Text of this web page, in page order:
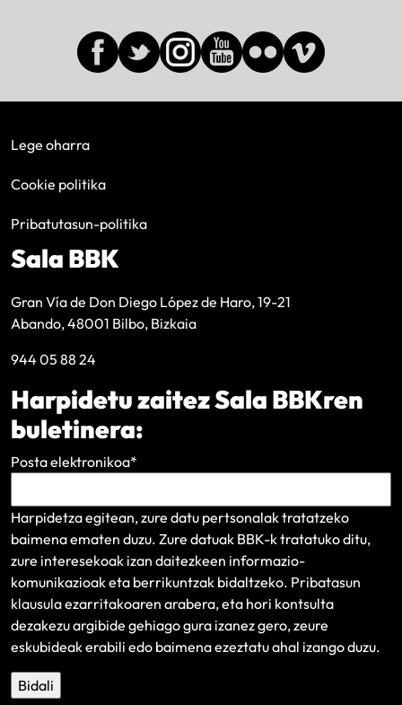
Lege oharra
Cookie politika
Pribatutasun-politika
Sala BBK
Gran Vía de Don Diego López de Haro, 19-21
Abando, 48001 Bilbo, Bizkaia
944 05 88 24
Harpidetu zaitez Sala BBKren
buletinera:
Posta elektronikoa*
Harpidetza egitean, zure datu pertsonalak tratatzeko
baimena ematen duzu. Zure datuak BBK-k tratatuko ditu,
zure interesekoak izan daitezkeen informazio-
komunikazioak eta berrikuntzak bidaltzeko. Pribatasun
klausulaezarritakoaren arabera, eta hori kontsulta
dezakezu argibide gehiago gura izanez gero, zeure
eskubideak erabili edo baimena ezeztatu ahal izango duzu.